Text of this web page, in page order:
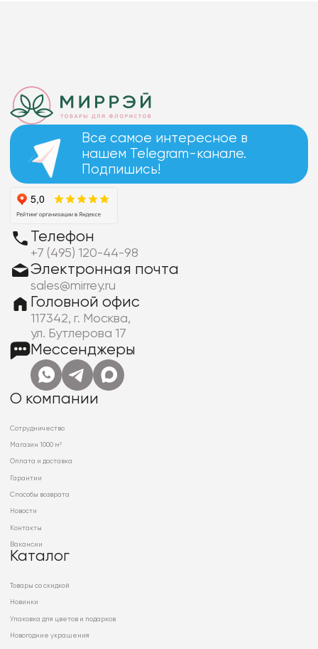
Все самое интересное в
нашем Telegram-канале.
Подпишись!
Телефон
+7 (495) 120-44-98
Электронная почта
sales@mirrey.ru
Головной офис
117342, г. Москва,
ул. Бутлерова 17
Мессенджеры
О компании
Сотрудничество
Магазин 1000 м²
Оплата и доставка
Гарантии
Способы возврата
Новости
Контакты
Вакансии
Каталог
Товары со скидкой
Новинки
Упаковка для цветов и подарков
Новогодние украшения